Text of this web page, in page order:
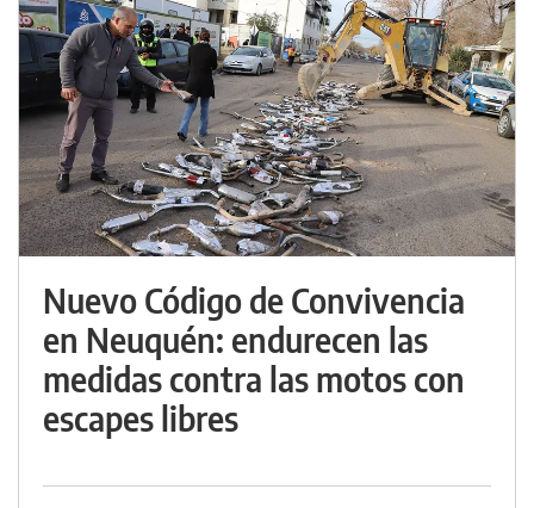
Nuevo Código de Convivencia
en Neuquén: endurecen las
medidas contra las motos con
escapes libres